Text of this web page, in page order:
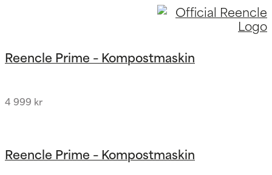
Reencle Prime – Kompostmaskin
4 999 kr
Reencle Prime – Kompostmaskin